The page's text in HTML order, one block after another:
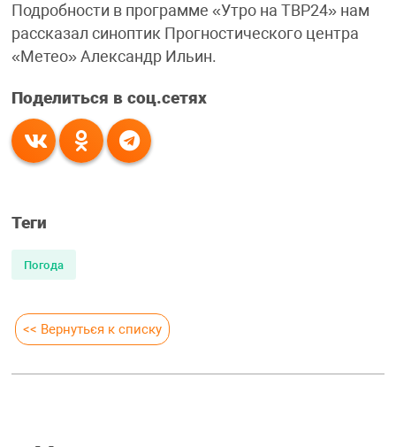
Подробности в программе «Утро на ТВР24» нам
рассказал синоптик Прогностического центра
«Метео» Александр Ильин.
Поделиться в соц.сетях
Теги
Погода
<< Вернуться к списку